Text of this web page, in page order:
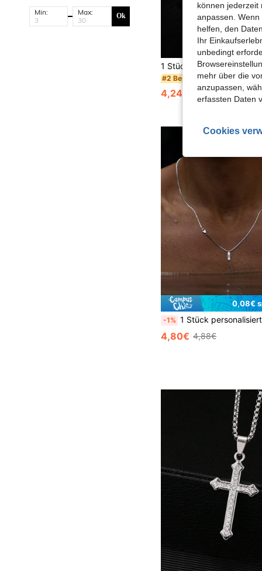
Min: Max: Ok
#2 Bestseller
4,24€ 4,28€
0,08€
-1% 1 Stück personalisierter modischer geometrischer Anhänger, Titan Material, eingravierte Jahreszahlen (1983-2008),
4,80€ 4,88€
können jederzeit
anpassen.
helfen, den
Ihr
unbedingt
mehr über die
anzupassen,
erfassten Daten
Cookies